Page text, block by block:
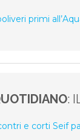
primi
:
e corti Seif